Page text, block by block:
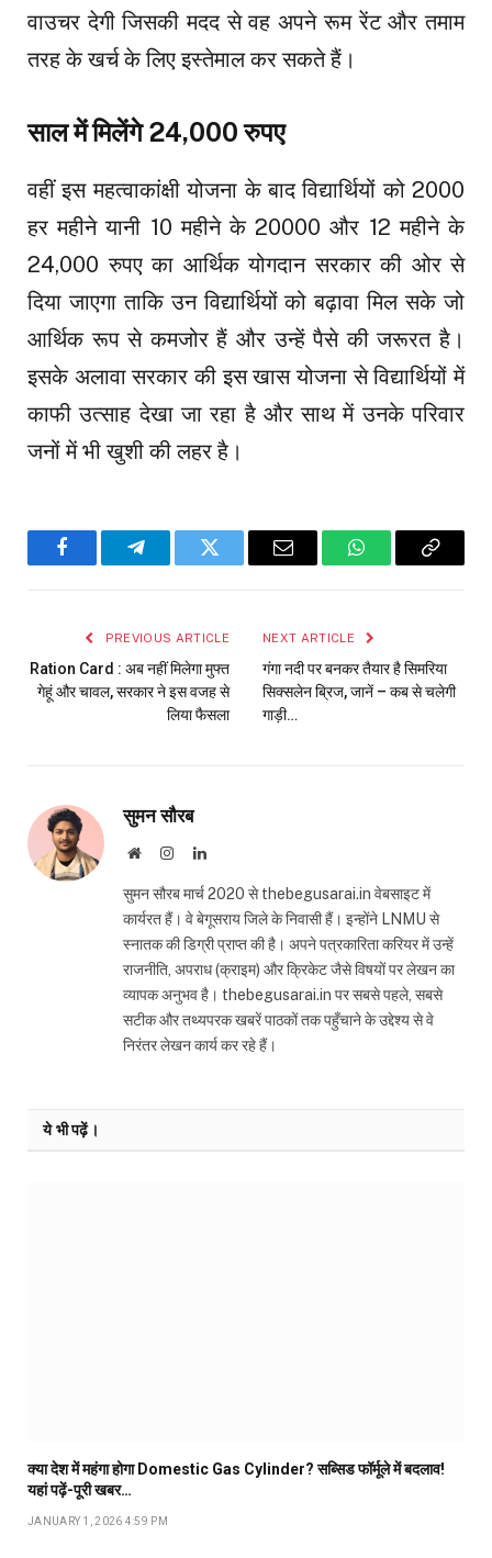
वाउचर देगी जिसकी मदद से वह अपने रूम रेंट और तमाम
तरह के खर्च के लिए इस्तेमाल कर सकते हैं।
साल में मिलेंगे 24,000 रुपए
वहीं इस महत्वाकांक्षी योजना के बाद विद्यार्थियों को ₹2000
हर महीने यानी 10 महीने के ₹20000 और 12 महीने के
24,000 रुपए का आर्थिक योगदान सरकार की ओर से
दिया जाएगा ताकि उन विद्यार्थियों को बढ़ावा मिल सके जो
आर्थिक रूप से कमजोर हैं और उन्हें पैसे की जरूरत है।
इसके अलावा सरकार की इस खास योजना से विद्यार्थियों में
काफी उत्साह देखा जा रहा है और साथ में उनके परिवार
जनों में भी खुशी की लहर है।
FacebookTelegramTwitter Email WhatsAppCopy
PREVIOUS ARTICLE
Ration Card : अब नहीं मिलेगा मुफ्त
गेहूं और चावल, सरकार ने इस वजह से
लिया फैसला
NEXT ARTICLE
गंगा नदी पर बनकर तैयार है सिमरिया
सिक्सलेन ब्रिज, जानें – कब से चलेगी
गाड़ी…
सुमन सौरब
WebsiteInstagramLinkedIn
सुमन सौरब मार्च 2020 से thebegusarai.in वेबसाइट में
कार्यरत हैं। वे बेगूसराय जिले के निवासी हैं। इन्होंने LNMU से
स्नातक की डिग्री प्राप्त की है। अपने पत्रकारिता करियर में उन्हें
राजनीति, अपराध (क्राइम) और क्रिकेट जैसे विषयों पर लेखन का
व्यापक अनुभव है। thebegusarai.in पर सबसे पहले, सबसे
सटीक और तथ्यपरक खबरें पाठकों तक पहुँचाने के उद्देश्य से वे
निरंतर लेखन कार्य कर रहे हैं।
ये भी पढ़ें।
क्या देश में महंगा होगा Domestic Gas Cylinder? सब्सिड फॉर्मूले में बदलाव!
यहां पढ़ें-पूरी खबर…
JANUARY 1, 2026 4:59 PM